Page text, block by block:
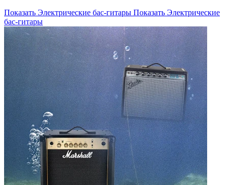
Показать Электрические бас-гитары Показать Электрические
бас-гитары